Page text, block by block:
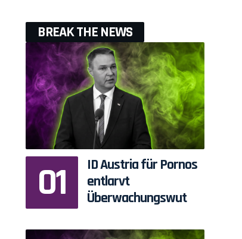
BREAK THE NEWS
ID Austria für Pornos
entlarvt
Überwachungswut